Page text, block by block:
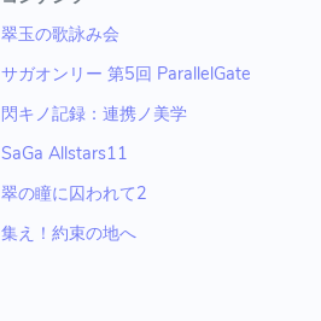
翠玉の歌詠み会
サガオンリー 第5回 ParallelGate
閃キノ記録：連携ノ美学
SaGa Allstars11
翠の瞳に囚われて2
集え！約束の地へ